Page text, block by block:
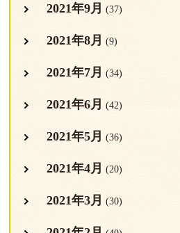
2021年9月 (37)
2021年8月 (9)
2021年7月 (34)
2021年6月 (42)
2021年5月 (36)
2021年4月 (20)
2021年3月 (30)